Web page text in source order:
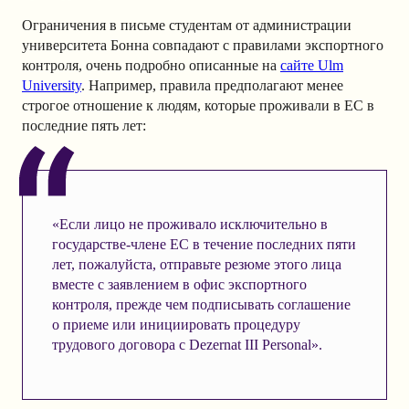
Ограничения в письме студентам от администрации
университета Бонна совпадают с правилами экспортного
контроля, очень подробно описанные на сайте Ulm
University. Например, правила предполагают менее
строгое отношение к людям, которые проживали в ЕС в
последние пять лет:
«Если лицо не проживало исключительно в
государстве-члене ЕС в течение последних пяти
лет, пожалуйста, отправьте резюме этого лица
вместе с заявлением в офис экспортного
контроля, прежде чем подписывать соглашение
о приеме или инициировать процедуру
трудового договора с Dezernat III Personal».